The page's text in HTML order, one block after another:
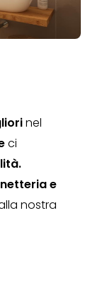
nel
ci
e
nostra